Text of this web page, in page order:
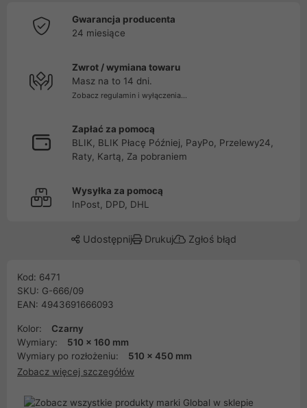
Gwarancja producenta
24 miesiące
Zwrot / wymiana towaru
Masz na to 14 dni.
Zobacz regulamin i wyłączenia...
Zapłać za pomocą
BLIK, BLIK Płacę Później, PayPo, Przelewy24,
Raty, Kartą, Za pobraniem
Wysyłka za pomocą
InPost, DPD, DHL
Udostępnij Drukuj Zgłoś błąd
Kod: 6471
SKU: G-666/09
EAN: 4943691666093
Kolor:
Czarny
Wymiary:
510 x 160 mm
Wymiary po rozłożeniu:
510 x 450 mm
Zobacz więcej szczegółów